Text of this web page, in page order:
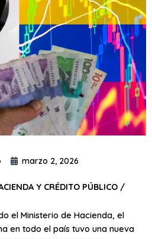
marzo 2, 2026
Y CRÉDITO PÚBLICO /
el Ministerio de Hacienda, el
en todo el país tuvo una nueva